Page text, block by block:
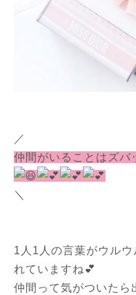
／
仲間がいることはズ
＼
1人1人の言葉がウル
れていますね💕
仲間って気がついたら